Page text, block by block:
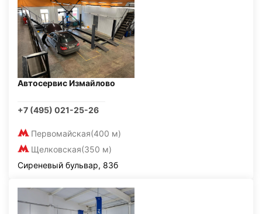
Автосервис Измайлово
+7 (495) 021-25-26
Первомайская(400 м)
Щелковская(350 м)
Сиреневый бульвар, 83б